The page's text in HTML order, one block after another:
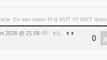
En een vaste PI is KUT !!!! NIET doen
2026 @ 21:06:49 #31